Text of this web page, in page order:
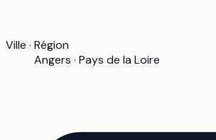
Ville · Région
Angers · Pays de la Loire